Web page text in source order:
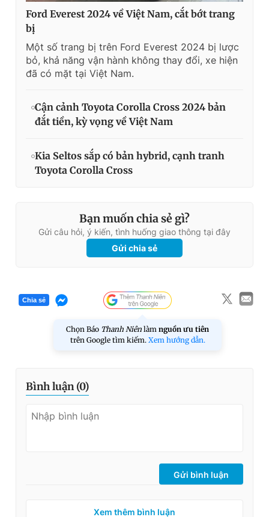
Ford Everest 2024 về Việt Nam, cắt bớt trang
bị
Một số trang bị trên Ford Everest 2024 bị lược
bỏ, khả năng vận hành không thay đổi, xe hiện
đã có mặt tại Việt Nam.
Cận cảnh Toyota Corolla Cross 2024 bản
đắt tiền, kỳ vọng về Việt Nam
Kia Seltos sắp có bản hybrid, cạnh tranh
Toyota Corolla Cross
Bạn muốn chia sẻ gì?
Gửi câu hỏi, ý kiến, tình huống giao thông tại đây
Gửi chia sẻ
Chia sẻ
Chọn Báo Thanh Niên làm nguồn ưu tiên
trên Google tìm kiếm. Xem hướng dẫn.
Bình luận (0)
Gửi bình luận
Xem thêm bình luận